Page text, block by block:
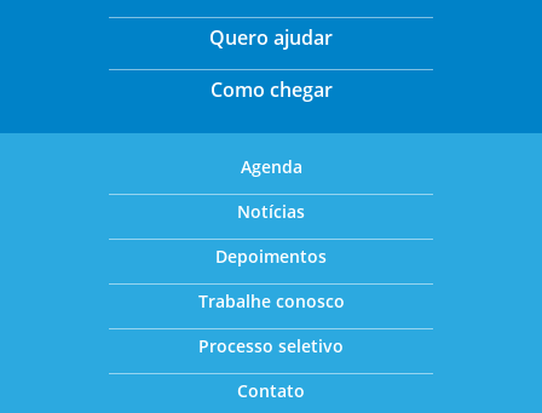
Quero ajudar
Como chegar
Agenda
Notícias
Depoimentos
Trabalhe conosco
Processo seletivo
Contato